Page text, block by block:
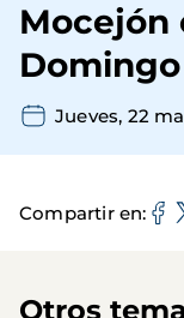
Mocejón
Jueves, 22
Compartir en
Otros